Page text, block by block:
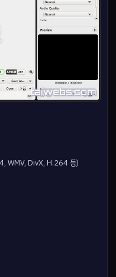
WMV, DivX, H.264 등)